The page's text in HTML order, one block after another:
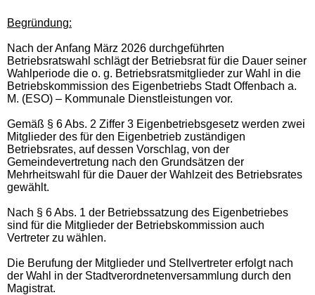
Begründung:
Nach der Anfang März 2026 durchgeführten
Betriebsratswahl schlägt der Betriebsrat für die Dauer seiner
Wahlperiode die o. g. Betriebsratsmitglieder zur Wahl in die
Betriebskommission des Eigenbetriebs Stadt Offenbach a.
M. (ESO) – Kommunale Dienstleistungen vor.
Gemäß § 6 Abs. 2 Ziffer 3 Eigenbetriebsgesetz werden zwei
Mitglieder des für den Eigenbetrieb zuständigen
Betriebsrates, auf dessen Vorschlag, von der
Gemeindevertretung nach den Grundsätzen der
Mehrheitswahl für die Dauer der Wahlzeit des Betriebsrates
gewählt.
Nach § 6 Abs. 1 der Betriebssatzung des Eigenbetriebes
sind für die Mitglieder der Betriebskommission auch
Vertreter zu wählen.
Die Berufung der Mitglieder und Stellvertreter erfolgt nach
der Wahl in der Stadtverordnetenversammlung durch den
Magistrat.